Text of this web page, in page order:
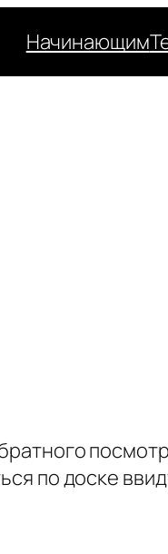
Начинающим
по доске